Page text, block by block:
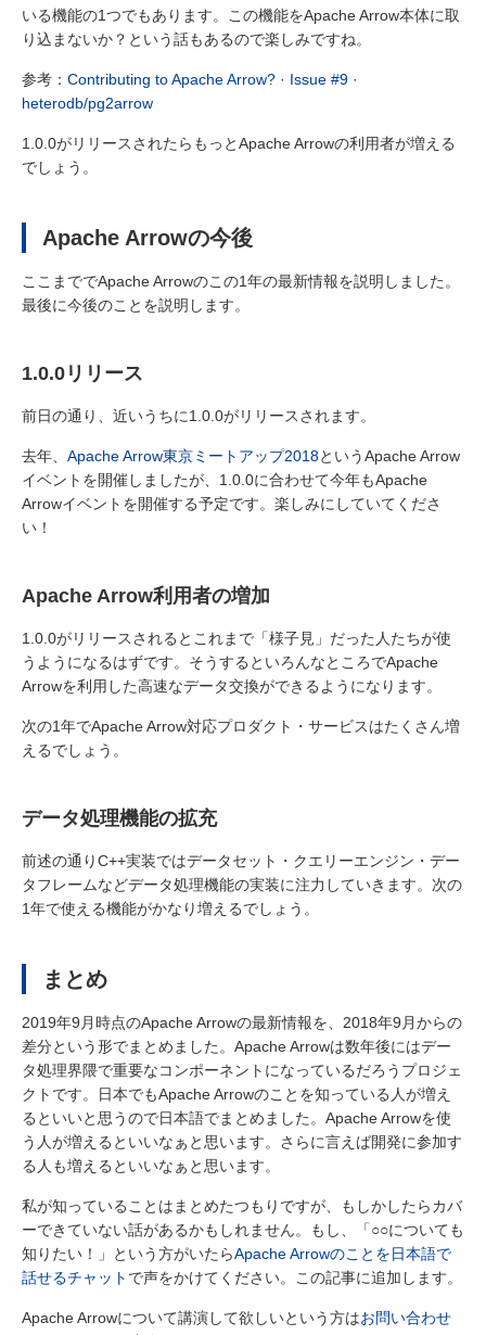
いる機能の1つでもあります。この機能をApache Arrow本体に取
り込まないか？という話もあるので楽しみですね。
参考： Contributing to Apache Arrow? · Issue #9 ·
heterodb/pg2arrow
1.0.0がリリースされたらもっとApache Arrowの利用者が増える
でしょう。
Apache Arrowの今後
ここまででApache Arrowのこの1年の最新情報を説明しました。
最後に今後のことを説明します。
1.0.0リリース
前日の通り、近いうちに1.0.0がリリースされます。
去年、 Apache Arrow東京ミートアップ2018というApache Arrow
イベントを開催しましたが、1.0.0に合わせて今年もApache
Arrowイベントを開催する予定です。楽しみにしていてくださ
い！
Apache Arrow利用者の増加
1.0.0がリリースされるとこれまで「様子見」だった人たちが使
うようになるはずです。そうするといろんなところでApache
Arrowを利用した高速なデータ交換ができるようになります。
次の1年でApache Arrow対応プロダクト・サービスはたくさん増
えるでしょう。
データ処理機能の拡充
前述の通りC++実装ではデータセット・クエリーエンジン・デー
タフレームなどデータ処理機能の実装に注力していきます。次の
1年で使える機能がかなり増えるでしょう。
まとめ
2019年9月時点のApache Arrowの最新情報を、2018年9月からの
差分という形でまとめました。Apache Arrowは数年後にはデー
タ処理界隈で重要なコンポーネントになっているだろうプロジェ
クトです。日本でもApache Arrowのことを知っている人が増え
るといいと思うので日本語でまとめました。Apache Arrowを使
う人が増えるといいなぁと思います。さらに言えば開発に参加す
る人も増えるといいなぁと思います。
私が知っていることはまとめたつもりですが、もしかしたらカバ
ーできていない話があるかもしれません。もし、「○○についても
知りたい！」という方がいたらApache Arrowのことを日本語で
話せるチャット で声をかけてください。この記事に追加します。
Apache Arrowについて講演して欲しいという方はお問い合わせ